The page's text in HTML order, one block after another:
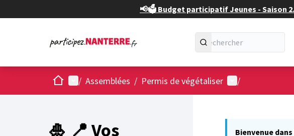
📢🗳️ Budget participatif Jeunes - Saison
AccueilMenu principal
/ Assemblées / Permis de végétaliser Menu utilisateur
/
🎍 📍 Vos
Bienvenue